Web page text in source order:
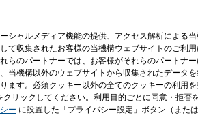
シャルメディア機能の提供、アクセス解析による
て収集されたお客様の当機構ウェブサイトのご利
らのパートナーでは、お客様がそれらのパートナー
当機構以外のウェブサイトから収集されたデータ
ます。必須クッキー以外の全てのクッキーの利用
リックしてください。利用目的ごとに同意・拒否
ー に設置した「プライバシー設定」ボタン（また